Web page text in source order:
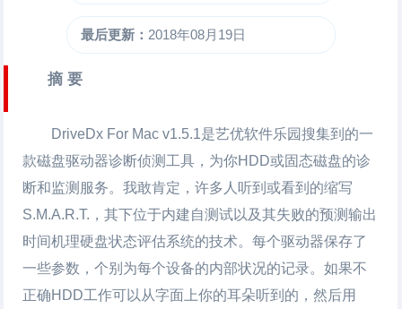
最后更新： 2018年08月19日
摘 要
DriveDx For Mac v1.5.1是艺优软件乐园搜集到的一
款磁盘驱动器诊断侦测工具，为你HDD或固态磁盘的诊
断和监测服务。我敢肯定，许多人听到或看到的缩写
S.M.A.R.T.，其下位于内建自测试以及其失败的预测输出
时间机理硬盘状态评估系统的技术。每个驱动器保存了
一些参数，个别为每个设备的内部状况的记录。如果不
正确HDD工作可以从字面上你的耳朵听到的，然后用